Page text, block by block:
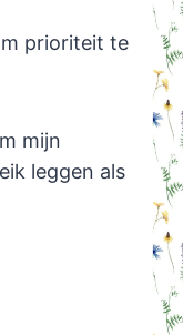
prioriteit te
mijn
leggen als